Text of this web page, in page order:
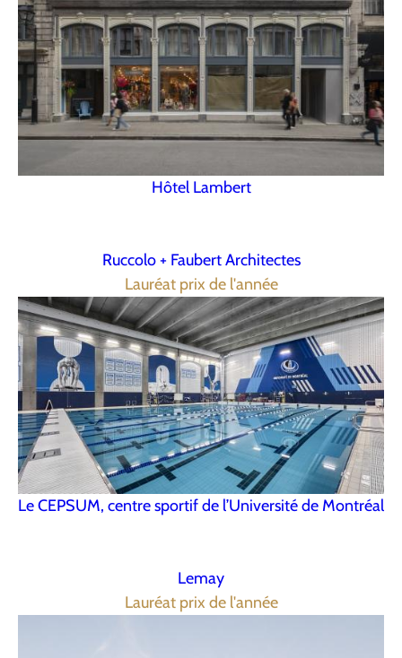
Hôtel Lambert
Ruccolo + Faubert Architectes
Lauréat prix de l'année
Le CEPSUM, centre sportif de l’Université de Montréal
Lemay
Lauréat prix de l'année